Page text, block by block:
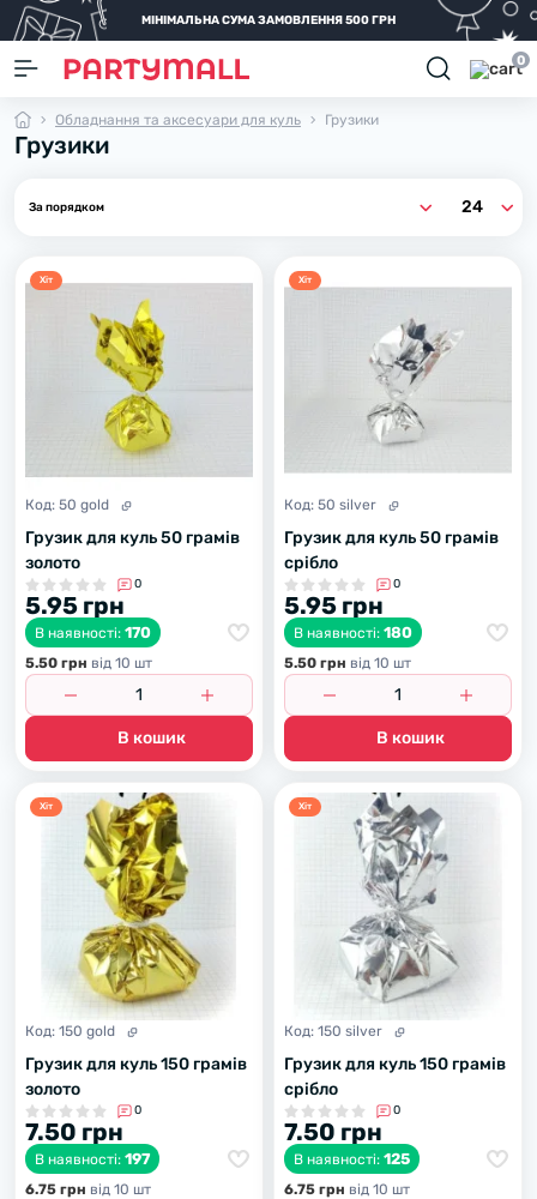
МІНІМАЛЬНА СУМА ЗАМОВЛЕННЯ 500 ГРН
0
Обладнання та аксесуари для куль Грузики
Грузики
Хiт
Код: 50 gold
Грузик для куль 50 грамів
золото
0
5.95 грн
В наявності: 170
5.50 грн вiд 10 шт
В кошик
Хiт
Код: 50 silver
Грузик для куль 50 грамів
срібло
0
5.95 грн
В наявності: 180
5.50 грн вiд 10 шт
В кошик
Хiт
Код: 150 gold
Грузик для куль 150 грамів
золото
0
7.50 грн
В наявності: 197
6.75 грн вiд 10 шт
Хiт
Код: 150 silver
Грузик для куль 150 грамів
срібло
0
7.50 грн
В наявності: 125
6.75 грн вiд 10 шт